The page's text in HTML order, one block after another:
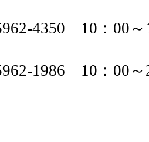
4350 10：00～
1986 10：00～